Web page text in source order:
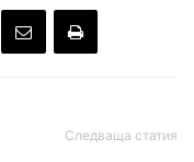
Следваща статия